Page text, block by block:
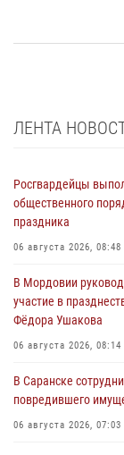
ЛЕНТА
Росгвардейцы
общественного
праздника
06 августа 2026, 08:48
В Мордовии
участие в
Фёдора Ушакова
06 августа 2026, 08:14
В Саранске
повредившего
06 августа 2026, 07:03